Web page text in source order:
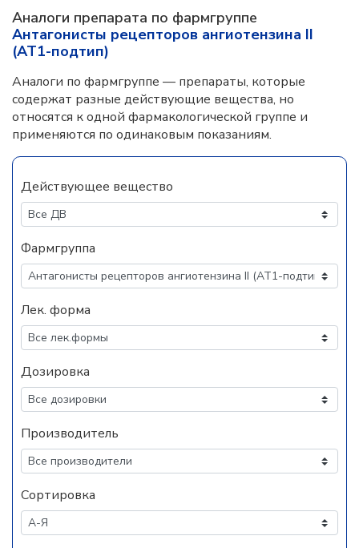
Аналоги препарата по фармгруппе
Антагонисты рецепторов ангиотензина II
(AT1-подтип)
Аналоги по фармгруппе — препараты, которые
содержат разные действующие вещества, но
относятся к одной фармакологической группе и
применяются по одинаковым показаниям.
Действующее вещество
Фармгруппа
Лек. форма
Дозировка
Производитель
Сортировка